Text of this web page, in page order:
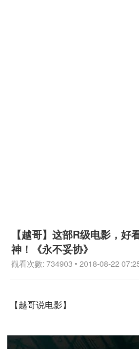
【越哥】这部R级电影，好
神！《永不妥协》
觀看次數: 734903 • 2018-08-22
【越哥说电影】